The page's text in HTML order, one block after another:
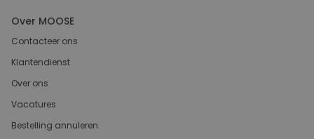
Over MOOSE
Contacteer ons
Klantendienst
Over ons
Vacatures
Bestelling annuleren